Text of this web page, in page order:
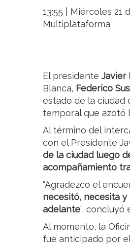
13:55 | Miércoles 21
Multiplataforma
El presidente Javier
Blanca, Federico
estado de la ciudad
temporal que azotó
Al término del
con el Presidente
de la ciudad luego
acompañamiento
“Agradezco el
necesitó, necesita
adelante”, concluyó
Al momento, la
fue anticipado por